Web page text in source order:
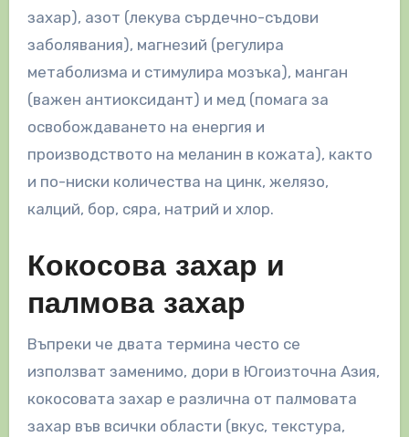
захар), азот (лекува сърдечно-съдови
заболявания), магнезий (регулира
метаболизма и стимулира мозъка), манган
(важен антиоксидант) и мед (помага за
освобождаването на енергия и
производството на меланин в кожата), както
и по-ниски количества на цинк, желязо,
калций, бор, сяра, натрий и хлор.
Кокосова захар и
палмова захар
Въпреки че двата термина често се
използват заменимо, дори в Югоизточна Азия,
кокосовата захар е различна от палмовата
захар във всички области (вкус, текстура,